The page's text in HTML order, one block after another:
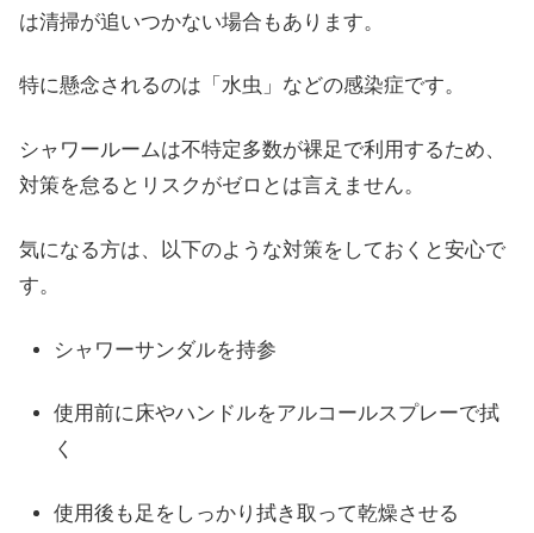
は清掃が追いつかない場合もあります。
特に懸念されるのは「水虫」などの感染症です。
シャワールームは不特定多数が裸足で利用するため、
対策を怠るとリスクがゼロとは言えません。
気になる方は、以下のような対策をしておくと安心で
す。
シャワーサンダルを持参
使用前に床やハンドルをアルコールスプレーで拭
く
使用後も足をしっかり拭き取って乾燥させる